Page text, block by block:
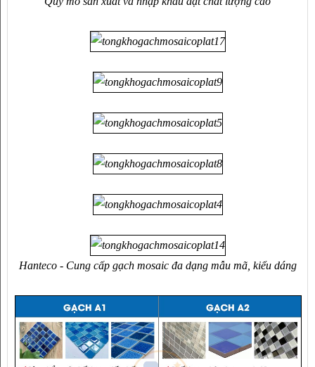
Hanteco - Cung cấp gạch mosaic đa dạng mẫu mã, kiểu dáng